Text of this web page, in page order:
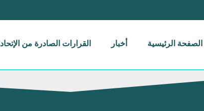
الصفحة الرئيسية أخبار القرارات الصادرة من الإتحاد